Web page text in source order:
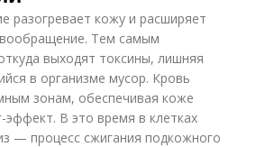
разогревает кожу и расширяет
Тем самым
выходят токсины, лишняя
в организме мусор. Кровь
зонам, обеспечивая коже
В это время в клетках
— процесс сжигания подкожного